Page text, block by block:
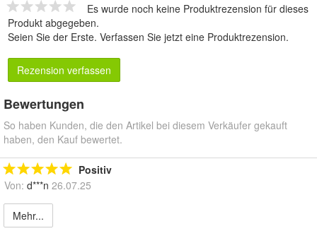
Es wurde noch keine Produktrezension für dieses
Produkt abgegeben.
Seien Sie der Erste. Verfassen Sie jetzt eine Produktrezension.
Rezension verfassen
Bewertungen
So haben Kunden, die den Artikel bei diesem Verkäufer gekauft
haben, den Kauf bewertet.
Positiv
Von: d***n 26.07.25
Mehr...